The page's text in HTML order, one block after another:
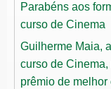
Parabéns aos
curso de Cinema
Guilherme Maia,
curso de Cinema,
prêmio de melhor